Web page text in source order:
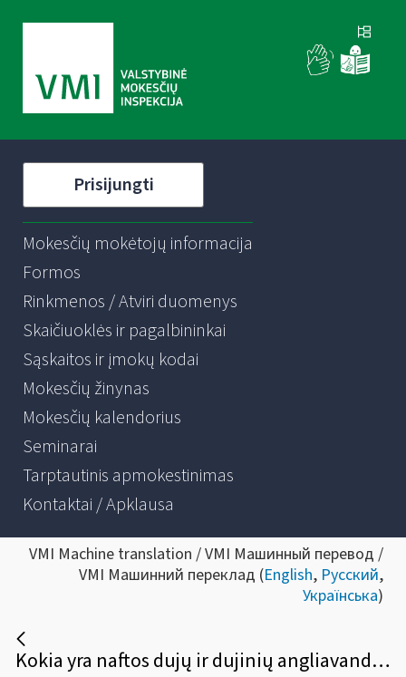
Prisijungti
Mokesčių mokėtojų informacija
Formos
Rinkmenos / Atviri duomenys
Skaičiuoklės ir pagalbininkai
Sąskaitos ir įmokų kodai
Mokesčių žinynas
Mokesčių kalendorius
Seminarai
Tarptautinis apmokestinimas
Kontaktai / Apklausa
VMI Machine translation / VMI Машинный перевод /
VMI Машинний переклад (English, Русский,
Українська)
Kokia yra naftos dujų ir dujinių angliavandenilių, skirtų šildymui, naudotojo buityje leidimo išdavimo tvarka?